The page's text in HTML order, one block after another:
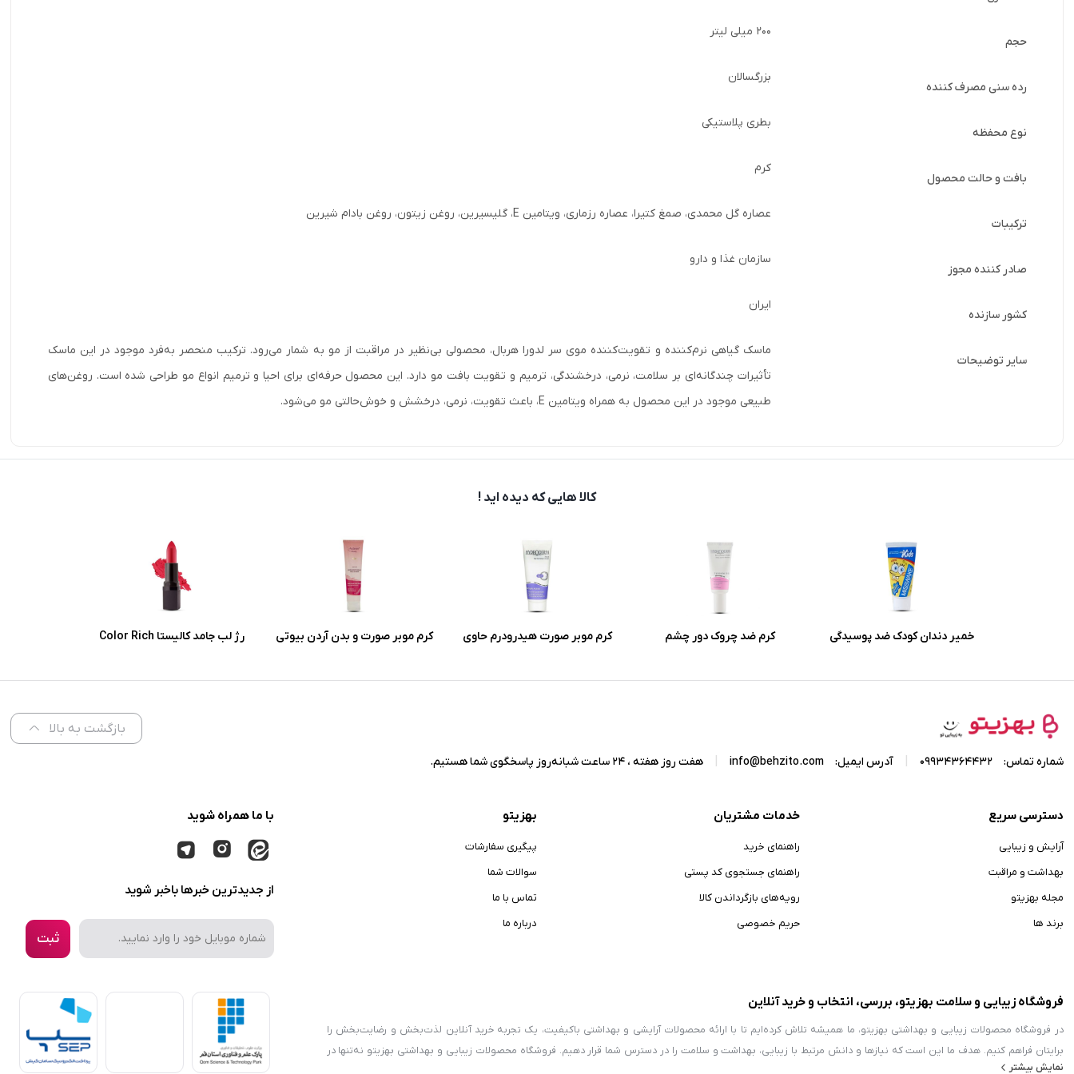
حجم
200 میلی لیتر
رده سنی مصرف کننده
بزرگسالان
نوع محفظه
بطری پلاستیکی
بافت و حالت محصول
کرم
ترکیبات
عصاره گل محمدی، صمغ کتیرا، عصاره رزماری، ویتامین E، گلیسیرین، روغن زیتون، روغن بادام شیرین
صادر کننده مجوز
سازمان غذا و دارو
کشور سازنده
ایران
سایر توضیحات
ماسک گیاهی نرم‌کننده و تقویت‌کننده موی سر لدورا هربال، محصولی بی‌نظیر در مراقبت از مو به شمار می‌رود. ترکیب منحصر­ به­­‌فرد موجود در این ماسک
تأثیرات چندگانه‌­ای بر سلامت، نرمی، درخشندگی، ترمیم و تقویت بافت مو دارد. این محصول حرفه‌ای برای احیا و ترمیم انواع مو طراحی­ شده است. روغن‌های
طبیعی موجود در این محصول به همراه ویتامین E، باعث تقویت، نرمی، درخشش و خوش­‌حالتی مو می‌‌شود.
کالا هایی که دیده اید !
خمیر دندان کودک ضد پوسیدگی
کرم ضد چروک دور چشم
کرم موبر صورت هیدرودرم حاوی
کرم موبر صورت و بدن آردن بیوتی
رژ لب جامد کالیستا Color Rich
بازگشت به بالا
شماره تماس: 09934364432 آدرس ایمیل: info@behzito.com هفت روز هفته ، 24 ساعت شبانه‌روز پاسخگوی شما هستیم.
دسترسی سریع
آرایش و زیبایی
بهداشت و مراقبت
مجله بهزیتو
برند ها
خدمات مشتریان
راهنمای خرید
راهنمای جستجوی کد پستی
رویه‌های بازگرداندن کالا
حریم خصوصی
بهزیتو
پیگیری سفارشات
سوالات شما
تماس با ما
درباره ما
با ما همراه شوید
از جدیدترین خبرها باخبر شوید
ثبت
فروشگاه زیبایی و سلامت بهزیتو، بررسی، انتخاب و خرید آنلاین
در فروشگاه محصولات زیبایی و بهداشتی بهزیتو، ما همیشه تلاش کرده‌ایم تا با ارائه محصولات آرایشی و بهداشتی باکیفیت، یک تجربه خرید آنلاین لذت‌بخش و رضایت‌بخش را
برایتان فراهم کنیم. هدف ما این است که نیازها و دانش مرتبط با زیبایی، بهداشت و سلامت را در دسترس شما قرار دهیم. فروشگاه محصولات زیبایی و بهداشتی بهزیتو نه‌تنها در
نمایش بیشتر